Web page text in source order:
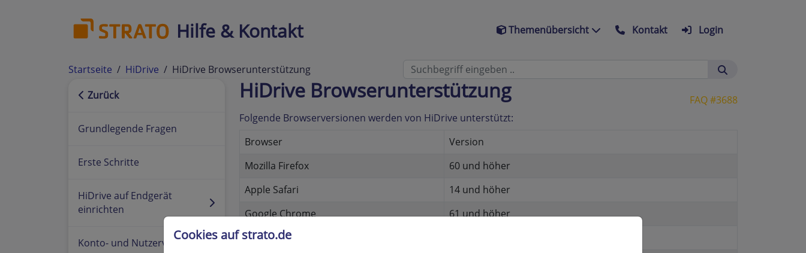
Hilfe & Kontakt Themenübersicht Kontakt Login
Startseite HiDrive
HiDrive Browserunterstützung
Zurück
Grundlegende Fragen
Erste Schritte
HiDrive auf Endgerät
einrichten
Konto- und Nutzerverwaltung
FAQ #3688
HiDrive Browserunterstützung
Folgende Browserversionen werden von HiDrive unterstützt:
Browser
Version
Mozilla Firefox
60 und höher
Apple Safari
14 und höher
Google Chrome
61 und höher
Opera
Cookies auf strato.de